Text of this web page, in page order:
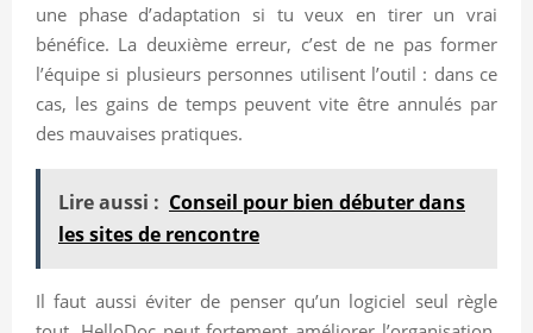
une phase d’adaptation si tu veux en tirer un vrai
bénéfice. La deuxième erreur, c’est de ne pas former
l’équipe si plusieurs personnes utilisent l’outil : dans ce
cas, les gains de temps peuvent vite être annulés par
des mauvaises pratiques.
Lire aussi : Conseil pour bien débuter dans
les sites de rencontre
Il faut aussi éviter de penser qu’un logiciel seul règle